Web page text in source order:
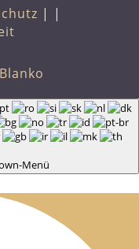
| |